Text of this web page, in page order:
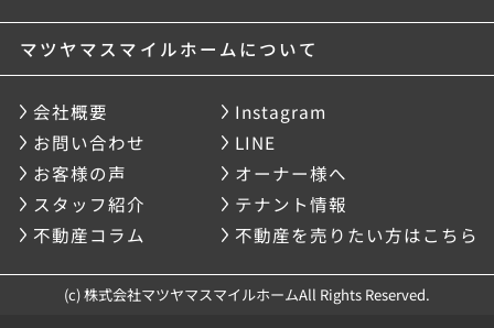
マツヤマスマイルホームについて
会社概要
Instagram
お問い合わせ
LINE
お客様の声
オーナー様へ
スタッフ紹介
テナント情報
不動産コラム
不動産を売りたい方はこちら
(c) 株式会社マツヤマスマイルホームAll Rights Reserved.